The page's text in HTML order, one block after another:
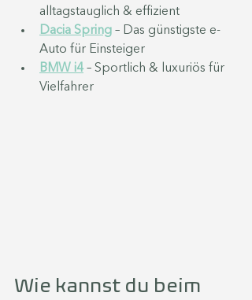
alltagstauglich & effizient
Dacia Spring – Das günstigste e-
Auto für Einsteiger
BMW i4 – Sportlich & luxuriös für
Vielfahrer
Wie kannst du beim